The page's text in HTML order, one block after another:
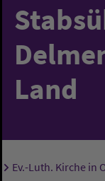
Land
Sie sind hier:
Ev.-Luth. Kirche in